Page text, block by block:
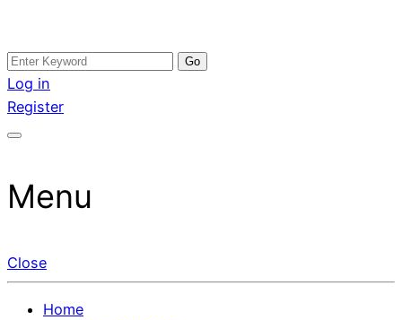
Skip
to
content
อสังหาโพสต์ รีวิวเยอะ รับจ้างโพสต์ขายบ้าน รับจ้างโพสต์อสัง
หา แตกต่างอย่างตั้งใจ รับรองผล อันดับ1 การโพสต์ขายอสังหา
กับทีมงานบริษัท บ้าน ที่ดิน คอนโด ติดGoogleหน้าแรกได้จริงๆ
รับจ้างโพสอสังหา ขายบ้าน อสังหาโพสต์ เชื่อถือได้จริง รับ
โพสต์ ที่ดิน กับทีมงานบริษัท ถูกและดีที่สุด ไม่มีค่านายหน้า
ขายได้จริงๆ ช่วยสร้างโอกาสในการขายได้มากกว่า ที่เดียว ที่
Search
for:
Log in
Register
Menu
Close
Home